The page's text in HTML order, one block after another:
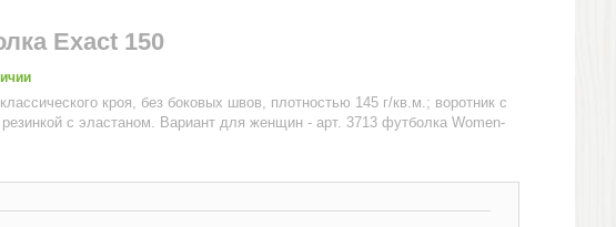
Exact 150
кроя, без боковых швов, плотностью 145 г/кв.м.; воротник с
с эластаном. Вариант для женщин - арт. 3713 футболка Women-